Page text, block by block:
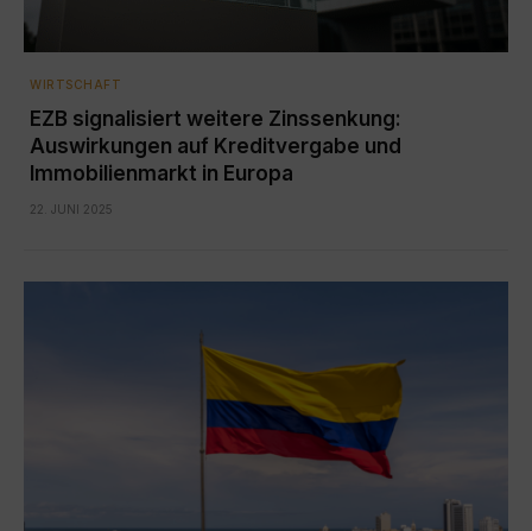
WIRTSCHAFT
EZB signalisiert weitere Zinssenkung:
Auswirkungen auf Kreditvergabe und
Immobilienmarkt in Europa
22. JUNI 2025